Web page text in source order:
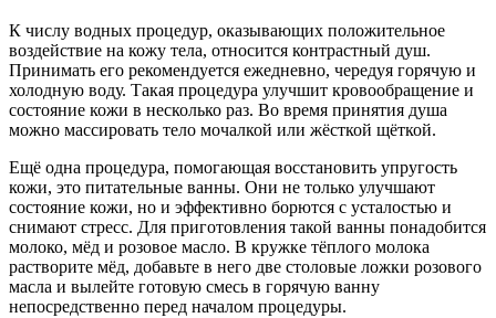
К числу водных процедур, оказывающих положительное
воздействие на кожу тела, относится контрастный душ.
Принимать его рекомендуется ежедневно, чередуя горячую и
холодную воду. Такая процедура улучшит кровообращение и
состояние кожи в несколько раз. Во время принятия душа
можно массировать тело мочалкой или жёсткой щёткой.
Ещё одна процедура, помогающая восстановить упругость
кожи, это питательные ванны. Они не только улучшают
состояние кожи, но и эффективно борются с усталостью и
снимают стресс. Для приготовления такой ванны понадобится
молоко, мёд и розовое масло. В кружке тёплого молока
растворите мёд, добавьте в него две столовые ложки розового
масла и вылейте готовую смесь в горячую ванну
непосредственно перед началом процедуры.